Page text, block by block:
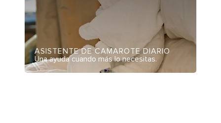
ASISTENTE DE CAMAROTE DIARIO
Una ayuda cuando más lo necesitas.